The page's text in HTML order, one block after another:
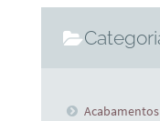
Acabamentos